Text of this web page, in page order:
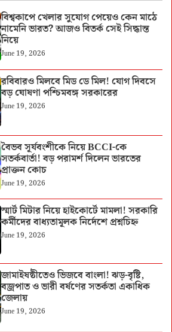
বিশ্বকাপে খেলার সুযোগ পেয়েও কেন মাঠে
নামেনি ভারত? আজও বিতর্ক সেই সিদ্ধান্ত
নিয়ে
June 19, 2026
রবিবারও মিলবে মিড ডে মিল! যোগ দিবসে
বড় ঘোষণা পশ্চিমবঙ্গ সরকারের
June 19, 2026
বৈভব সূর্যবংশীকে নিয়ে BCCI-কে
সতর্কবার্তা! বড় পরামর্শ দিলেন ভারতের
প্রাক্তন কোচ
June 19, 2026
স্মার্ট মিটার নিয়ে হাইকোর্টে মামলা! সরকারি
কর্মীদের বাধ্যতামূলক নির্দেশে প্রশ্নচিহ্ন
June 19, 2026
জামাইষষ্ঠীতেও ভিজবে বাংলা! ঝড়-বৃষ্টি,
বজ্রপাত ও ভারী বর্ষণের সতর্কতা একাধিক
জেলায়
June 19, 2026